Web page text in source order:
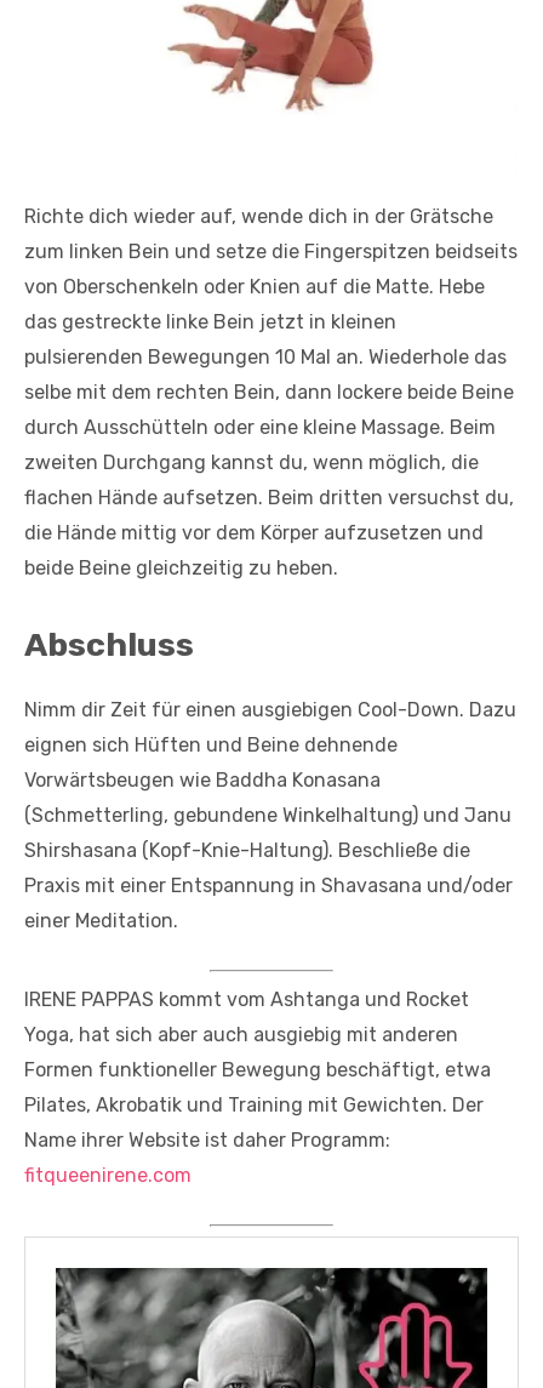
Richte dich wieder auf, wende dich in der Grätsche
zum linken Bein und setze die Fingerspitzen beidseits
von Oberschenkeln oder Knien auf die Matte. Hebe
das gestreckte linke Bein jetzt in kleinen
pulsierenden Bewegungen 10 Mal an. Wiederhole das
selbe mit dem rechten Bein, dann lockere beide Beine
durch Ausschütteln oder eine kleine Massage. Beim
zweiten Durchgang kannst du, wenn möglich, die
flachen Hände aufsetzen. Beim dritten versuchst du,
die Hände mittig vor dem Körper aufzusetzen und
beide Beine gleichzeitig zu heben.
Abschluss
Nimm dir Zeit für einen ausgiebigen Cool-Down. Dazu
eignen sich Hüften und Beine dehnende
Vorwärtsbeugen wie Baddha Konasana
(Schmetterling, gebundene Winkelhaltung) und Janu
Shirshasana (Kopf-Knie-Haltung). Beschließe die
Praxis mit einer Entspannung in Shavasana und/oder
einer Meditation.
IRENE PAPPAS kommt vom Ashtanga und Rocket
Yoga, hat sich aber auch ausgiebig mit anderen
Formen funktioneller Bewegung beschäftigt, etwa
Pilates, Akrobatik und Training mit Gewichten. Der
Name ihrer Website ist daher Programm:
fitqueenirene.com